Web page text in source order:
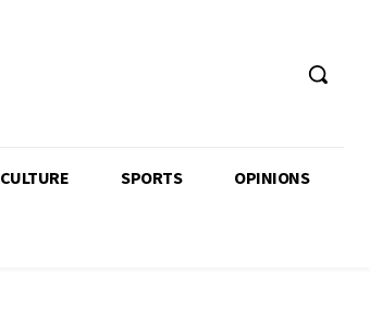
CULTURE SPORTS OPINIONS